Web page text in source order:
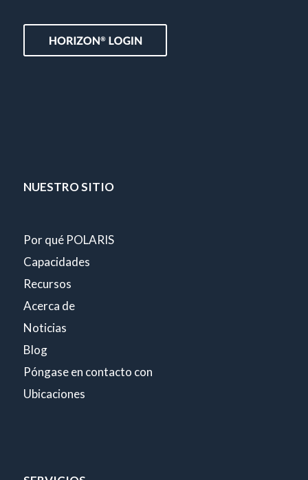
NUESTRO SITIO
Por qué POLARIS
Capacidades
Recursos
Acerca de
Noticias
Blog
Póngase en contacto con
Ubicaciones